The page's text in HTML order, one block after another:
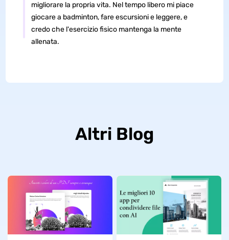
migliorare la propria vita. Nel tempo libero mi piace
giocare a badminton, fare escursioni e leggere, e
credo che l'esercizio fisico mantenga la mente
allenata.
Altri Blog